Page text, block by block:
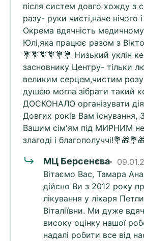
після систем довго хожду з
разу- руки чисті,наче нічого
Окрема вдячність
Юлі,яка працює разом з
💐💐💐💐💐💐 Низький уклін
засновнику Центру- тільки
великим серцем,чистим
душею могла зібрати такий
ДОСКОНАЛО організувати
Довгих років Вам існування,
Вашим сім'ям під МИРНИМ
злагоді і
МЦ Берсенєва
Вітаємо Вас, Тамара
дійсно Ви з 2012 року
лікування у лікаря
Віталіївни. Ми дуже
високу оцінку нашої
надалі робити все від